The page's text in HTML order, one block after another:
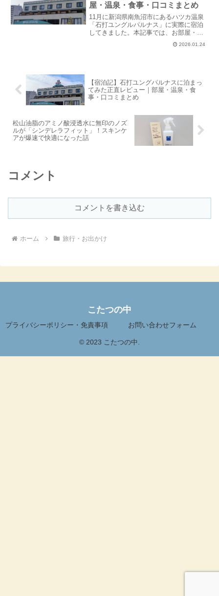
屋・温泉・食事・口コミまとめ
11月に新潟県南魚沼市にあるハツカ温泉
「石打ユングルパルナス」に実際に宿泊
してきました。本記事では、お部屋・温
泉・食事・サービスを全てではありませ
んが、写真付きで正直レビューします。
2026.01.24
【宿泊記】石打ユングパルナスに泊まっ
てみた正直レビュー｜部屋・温泉・食
事・口コミまとめ
松山油脂のアミノ酸浸透水に無印のノズ
ルが「シンデレラフィット」！スキンケ
アが爆速で快適になった話
コメント
コメントを書き込む
ホーム 旅行・お出かけ
こたつの中
プライバシーポリシー・免責事項 お問い合わせフォーム
© 2023 こたつの中.